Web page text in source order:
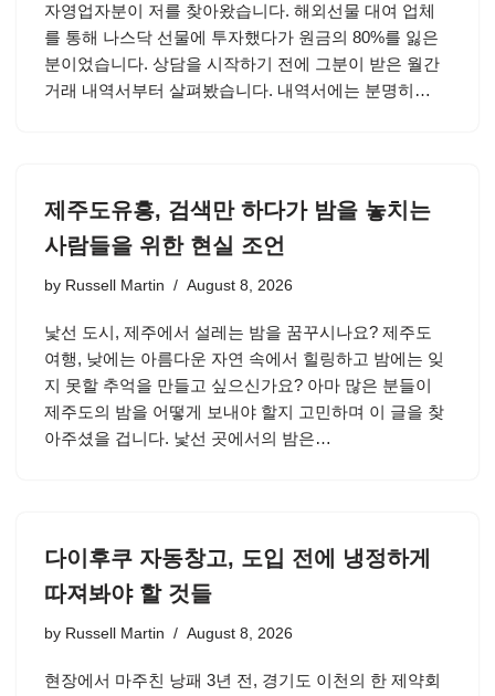
자영업자분이 저를 찾아왔습니다. 해외선물 대여 업체
를 통해 나스닥 선물에 투자했다가 원금의 80%를 잃은
분이었습니다. 상담을 시작하기 전에 그분이 받은 월간
거래 내역서부터 살펴봤습니다. 내역서에는 분명히…
제주도유흥, 검색만 하다가 밤을 놓치는
사람들을 위한 현실 조언
by Russell Martin August 8, 2026
낯선 도시, 제주에서 설레는 밤을 꿈꾸시나요? 제주도
여행, 낮에는 아름다운 자연 속에서 힐링하고 밤에는 잊
지 못할 추억을 만들고 싶으신가요? 아마 많은 분들이
제주도의 밤을 어떻게 보내야 할지 고민하며 이 글을 찾
아주셨을 겁니다. 낯선 곳에서의 밤은…
다이후쿠 자동창고, 도입 전에 냉정하게
따져봐야 할 것들
by Russell Martin August 8, 2026
현장에서 마주친 낭패 3년 전, 경기도 이천의 한 제약회